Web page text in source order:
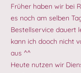
Früher haben wir bei
es noch am selben
Bestellservice dauert
kann ich dooch nicht
aus ^^
Heute nutzen wir